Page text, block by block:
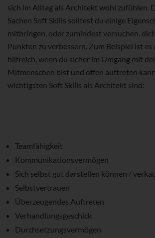
sich im Alltag als Architekt wohl zufühlen.
Sachen Soft Skills solltest du einige
mitbringen, oder zumindest versuchen,
Punkten zu verbessern. Zum Beispiel ist
hilfreich, wenn du sicher im Umgang mit
Mitmenschen bist und offen auftreten
wichtigsten Soft Skills als Architekt sind:
Teamfähigkeit
Kommunikationsvermögen
Sich selbst gut darstellen können /
Selbstvertrauen
Überzeugendes Auftreten
Verhandlungsgeschick
Durchsetzungsvermögen